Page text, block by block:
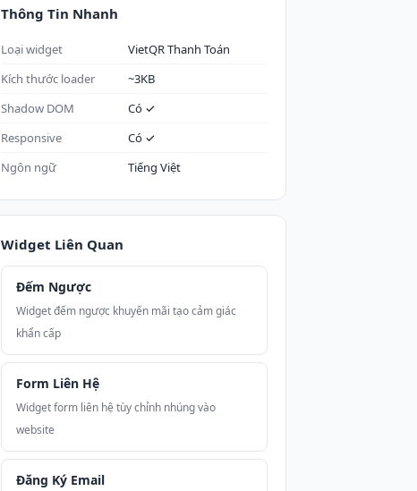
Thông Tin Nhanh
Loại widget
VietQR Thanh Toán
Kích thước loader
~3KB
Shadow DOM
Có ✓
Responsive
Có ✓
Ngôn ngữ
Tiếng Việt
Widget Liên Quan
Đếm Ngược
Widget đếm ngược khuyến mãi tạo cảm giác
khẩn cấp
Form Liên Hệ
Widget form liên hệ tùy chỉnh nhúng vào
website
Đăng Ký Email